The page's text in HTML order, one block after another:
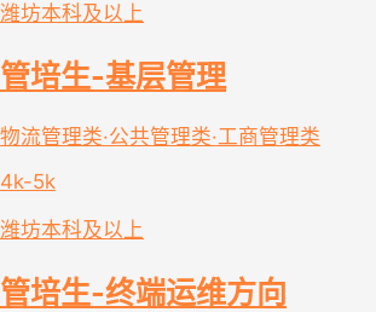
潍坊本科及以上
管培生-基层管理
物流管理类·公共管理类·工商管理类
4k-5k
潍坊本科及以上
管培生-终端运维方向